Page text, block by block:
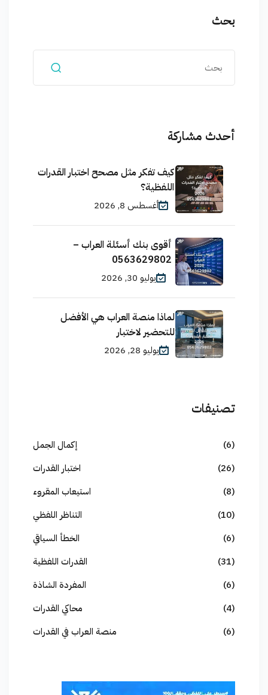
بحث
أحدث مشاركة
كيف تفكر مثل مصحح اختبار القدرات
اللفظية؟
أغسطس 8, 2026
أقوى بنك أسئلة العراب –
0563629802
يوليو 30, 2026
لماذا منصة العراب هي الأفضل
للتحضير لاختبار
يوليو 28, 2026
تصنيفات
إكمال الجمل
(6)
اختبار القدرات
(26)
استيعاب المقروء
(8)
التناظر اللفظي
(10)
الخطأ السياقي
(6)
القدرات اللفظية
(31)
المفردة الشاذة
(6)
محاكي القدرات
(4)
منصة العراب في القدرات
(6)